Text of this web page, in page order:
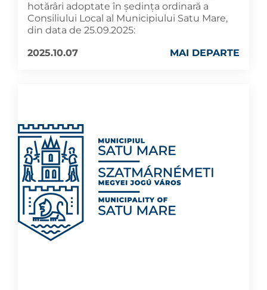
hotărâri adoptate în şedinţa ordinară a
Consiliului Local al Municipiului Satu Mare,
din data de 25.09.2025:
2025.10.07
MAI DEPARTE